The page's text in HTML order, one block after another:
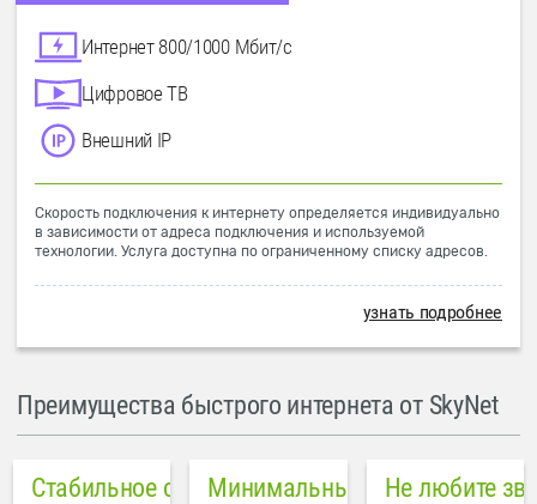
Интернет 800/1000 Мбит/с
Цифровое ТВ
Внешний IP
Скорость подключения к интернету определяется индивидуально
в зависимости от адреса подключения и используемой
технологии. Услуга доступна по ограниченному списку адресов.
узнать подробнее
Преимущества быстрого интернета от SkyNet
Стабильное соединениеМинимальный пинг в городе
Не любите